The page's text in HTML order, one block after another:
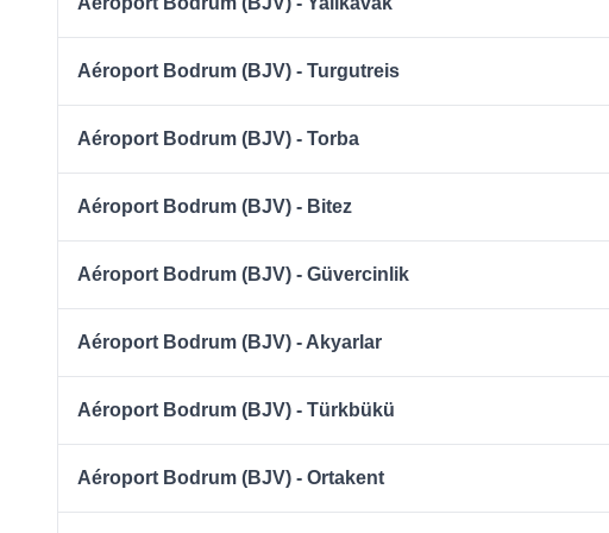
Aéroport Bodrum (BJV) - Turgutreis
Aéroport Bodrum (BJV) - Torba
Aéroport Bodrum (BJV) - Bitez
Aéroport Bodrum (BJV) - Güvercinlik
Aéroport Bodrum (BJV) - Akyarlar
Aéroport Bodrum (BJV) - Türkbükü
Aéroport Bodrum (BJV) - Ortakent